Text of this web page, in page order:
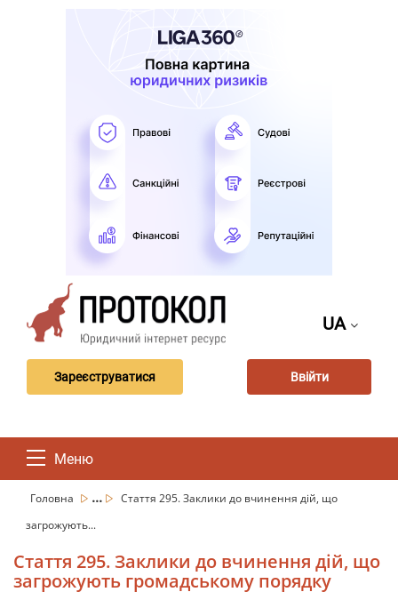
UA
Зареєструватися Ввійти
Меню
Головна ...
Стаття 295. Заклики до вчинення дій, що
загрожують...
Стаття 295. Заклики до вчинення дій, що
загрожують громадському порядку